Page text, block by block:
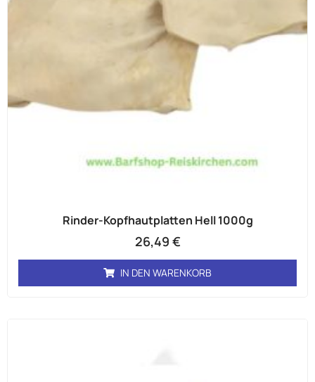
Rinder-Kopfhautplatten Hell 1000g
26,49 €
IN DEN WARENKORB